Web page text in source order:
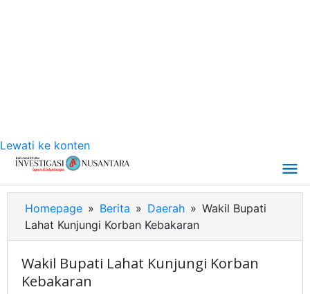
Lewati ke konten
Homepage » Berita » Daerah » Wakil Bupati
Lahat Kunjungi Korban Kebakaran
Wakil Bupati Lahat Kunjungi Korban
Kebakaran